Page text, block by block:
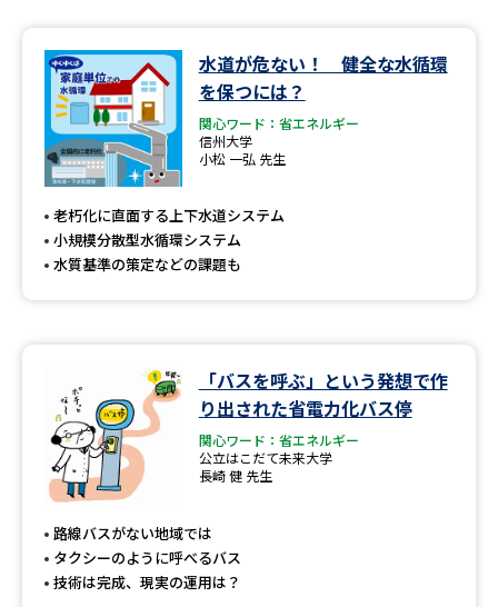
水道が危ない！ 健全な水循環
を保つには？
関心ワード：省エネルギー
信州大学
小松 一弘 先生
老朽化に直面する上下水道システム
小規模分散型水循環システム
水質基準の策定などの課題も
「バスを呼ぶ」という発想で作
り出された省電力化バス停
関心ワード：省エネルギー
公立はこだて未来大学
長崎 健 先生
路線バスがない地域では
タクシーのように呼べるバス
技術は完成、現実の運用は？